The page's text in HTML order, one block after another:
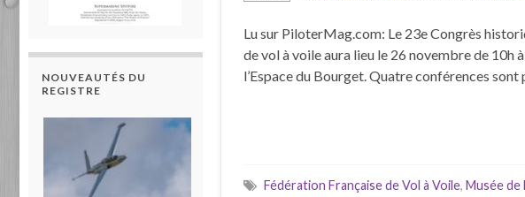
Lu sur PiloterMag.com: Le 23e Congrès
de vol à voile aura lieu le 26 novembre de 10h
l’Espace du Bourget. Quatre conférences sont
Fédération Française de Vol à Voile, Musée de
NOUVEAUTÉS DU
REGISTRE